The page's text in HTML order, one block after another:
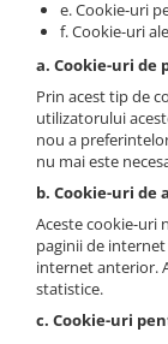
e. Cookie-uri
f. Cookie-uri
a. Cookie-uri de
Prin acest tip de
utilizatorului
nou a
nu mai este
b. Cookie-uri
Aceste cookie-uri
paginii de
internet anterior.
statistice.
c. Cookie-uri